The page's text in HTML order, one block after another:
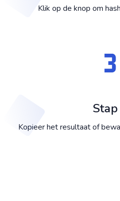
Klik op de knop om
Stap
Kopieer het resultaat of